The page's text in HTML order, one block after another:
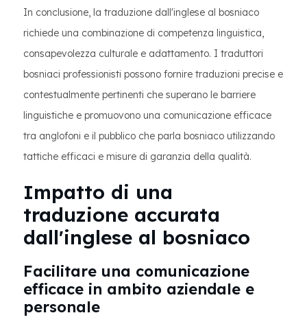
In conclusione, la traduzione dall'inglese al bosniaco
richiede una combinazione di competenza linguistica,
consapevolezza culturale e adattamento. I traduttori
bosniaci professionisti possono fornire traduzioni precise e
contestualmente pertinenti che superano le barriere
linguistiche e promuovono una comunicazione efficace
tra anglofoni e il pubblico che parla bosniaco utilizzando
tattiche efficaci e misure di garanzia della qualità.
Impatto di una
traduzione accurata
dall'inglese al bosniaco
Facilitare una comunicazione
efficace in ambito aziendale e
personale